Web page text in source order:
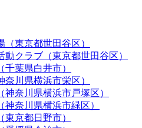
（東京都世田谷区）
クラブ（東京都世田谷区）
千葉県白井市）
川県横浜市栄区）
神奈川県横浜市戸塚区）
奈川県横浜市緑区）
東京都日野市）